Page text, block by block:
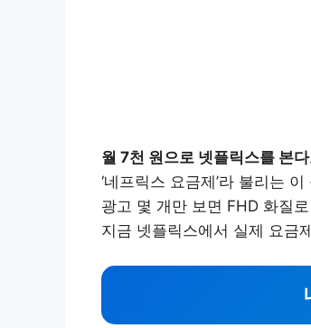
월 7천 원으로 넷플릭스를 본
‘네프릭스 요금제’라 불리는
광고 몇 개만 보면 FHD 화질
지금 넷플릭스에서 실제 요금